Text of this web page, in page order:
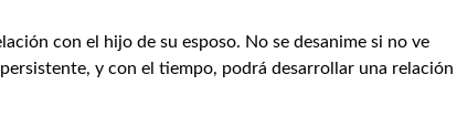
con el hijo de su esposo. No se desanime si no ve
y con el tiempo, podrá desarrollar una relación